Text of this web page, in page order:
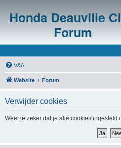
Honda Deauville
Forum
V&A
Website Forum
Verwijder cookies
Weet je zeker dat je alle cookies ingesteld